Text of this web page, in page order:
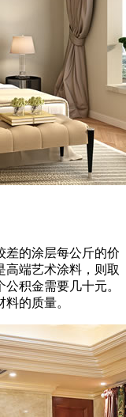
的涂层每公斤的价
高端艺术涂料，则取
积金需要几十元。
的质量。